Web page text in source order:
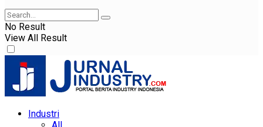
No Result
View All Result
Industri